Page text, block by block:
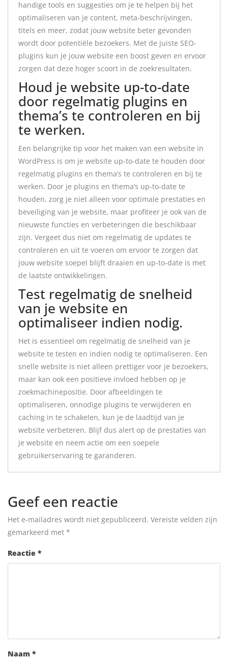
handige tools en suggesties om je te helpen bij het
optimaliseren van je content, meta-beschrijvingen,
titels en meer, zodat jouw website beter gevonden
wordt door potentiële bezoekers. Met de juiste SEO-
plugins kun je jouw website een boost geven en ervoor
zorgen dat deze hoger scoort in de zoekresultaten.
Houd je website up-to-date
door regelmatig plugins en
thema’s te controleren en bij
te werken.
Een belangrijke tip voor het maken van een website in
WordPress is om je website up-to-date te houden door
regelmatig plugins en thema’s te controleren en bij te
werken. Door je plugins en thema’s up-to-date te
houden, zorg je niet alleen voor optimale prestaties en
beveiliging van je website, maar profiteer je ook van de
nieuwste functies en verbeteringen die beschikbaar
zijn. Vergeet dus niet om regelmatig de updates te
controleren en uit te voeren om ervoor te zorgen dat
jouw website soepel blijft draaien en up-to-date is met
de laatste ontwikkelingen.
Test regelmatig de snelheid
van je website en
optimaliseer indien nodig.
Het is essentieel om regelmatig de snelheid van je
website te testen en indien nodig te optimaliseren. Een
snelle website is niet alleen prettiger voor je bezoekers,
maar kan ook een positieve invloed hebben op je
zoekmachinepositie. Door afbeeldingen te
optimaliseren, onnodige plugins te verwijderen en
caching in te schakelen, kun je de laadtijd van je
website verbeteren. Blijf dus alert op de prestaties van
je website en neem actie om een soepele
gebruikerservaring te garanderen.
Geef een reactie
Het e-mailadres wordt niet gepubliceerd. Vereiste velden zijn
gemarkeerd met *
Reactie *
Naam *